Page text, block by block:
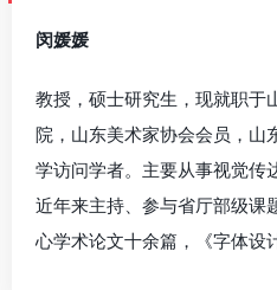
闵媛媛
教授，硕士研究生，现就职于
院，山东美术家协会会员，山
学访问学者。主要从事视觉传
近年来主持、参与省厅部级课
心学术论文十余篇，《字体设